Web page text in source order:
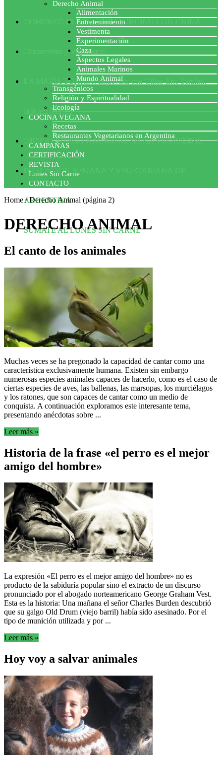
COMENZÓ EL ACUERDO PORCINO CON CHINA
Coronavirus y Veganismo
LA MAFIA TÓXICA: Entrevista con Gilles-Eric Séralini,
biólogo francés
OBSERVATORIO NACIONAL DE LA VEGEFOBIA
POBLACION VEGANA Y VEGETARIANA DE
ARGENTINA
SUMATE AL LUNES SIN CARNE
Derecho Animal
Alimentación
Entretenimiento
Vestimenta
Experimentación
Caza
Aspectos Legales
Animales Marinos
Mundo Animal
Transgénicos
Religión y Espiritualidad
Ecología
COCINA VEGANA
Recetas
Restaurantes Vegetarianos en Argentina
CAMPAÑAS
CERTIFICACIÓN
REVISTA
Lunes Sin Carne
CONTACTO
Home/Derecho Animal (página 2)
DERECHO ANIMAL
El canto de los animales
Muchas veces se ha pregonado la capacidad de cantar como una
característica exclusivamente humana. Existen sin embargo
numerosas especies animales capaces de hacerlo, como es el caso de
ciertas especies de aves, las ballenas, las marsopas, los murciélagos
y los ratones, que son capaces de cantar como un medio de
conquista. A continuación exploramos este interesante tema,
presentando anécdotas sobre ...
Leer más »
Historia de la frase «el perro es el mejor
amigo del hombre»
La expresión «El perro es el mejor amigo del hombre» no es
producto de la sabiduría popular sino el extracto de un discurso
pronunciado por el abogado norteamericano George Graham Vest.
Esta es la historia: Una mañana el señor Charles Burden descubrió
que su galgo Old Drum (viejo barril) había sido asesinado. Por el
tipo de munición utilizada y por ...
Leer más »
Hoy voy a salvar animales